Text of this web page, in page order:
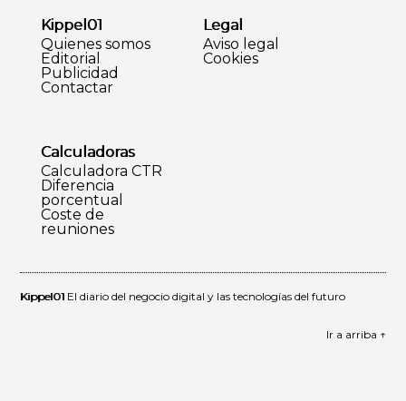
Kippel01
Quienes somos
Editorial
Publicidad
Contactar
Legal
Aviso legal
Cookies
Calculadoras
Calculadora CTR
Diferencia
porcentual
Coste de
reuniones
Kippel01 El diario del negocio digital y las tecnologías del futuro
Ir a arriba ↑